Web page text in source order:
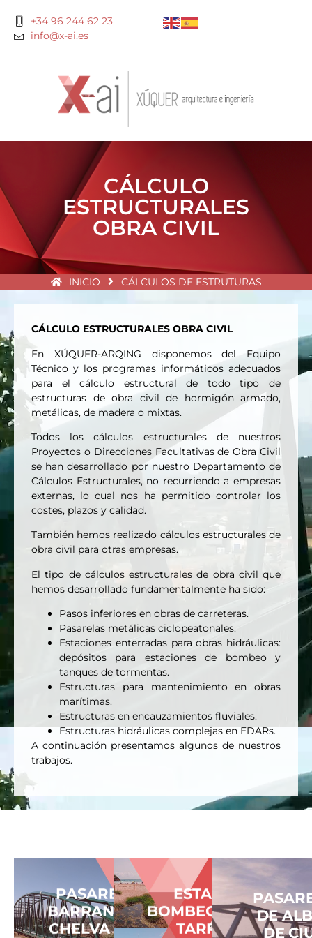
+34 96 244 62 23
info@x-ai.es
CÁLCULO
ESTRUCTURALES
OBRA CIVIL
INICIO CÁLCULOS DE ESTRUTURAS
CÁLCULO ESTRUCTURALES OBRA CIVIL
En XÚQUER-ARQING disponemos del Equipo
Técnico y los programas informáticos adecuados
para el cálculo estructural de todo tipo de
estructuras de obra civil de hormigón armado,
metálicas, de madera o mixtas.
Todos los cálculos estructurales de nuestros
Proyectos o Direcciones Facultativas de Obra Civil
se han desarrollado por nuestro Departamento de
Cálculos Estructurales, no recurriendo a empresas
externas, lo cual nos ha permitido controlar los
costes, plazos y calidad.
También hemos realizado cálculos estructurales de
obra civil para otras empresas.
El tipo de cálculos estructurales de obra civil que
hemos desarrollado fundamentalmente ha sido:
Pasos inferiores en obras de carreteras.
Pasarelas metálicas ciclopeatonales.
Estaciones enterradas para obras hidráulicas:
depósitos para estaciones de bombeo y
tanques de tormentas.
Estructuras para mantenimiento en obras
marítimas.
Estructuras en encauzamientos fluviales.
Estructuras hidráulicas complejas en EDARs.
A continuación presentamos algunos de nuestros
trabajos.
PASARELA SOBRE
BARRANCO EN CV35
CHELVA (VALENCIA)
ESTACIÓN DE
BOMBEO LA MORA -
TARRAGONA
DE
DE